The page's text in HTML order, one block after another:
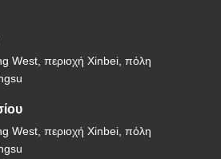
West, περιοχή Xinbei, πόλη
West, περιοχή Xinbei, πόλη